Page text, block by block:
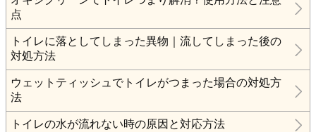
点
トイレに落としてしまった異物｜流してしまった後の
対処方法
ウェットティッシュでトイレがつまった場合の対処方
法
トイレの水が流れない時の原因と対応方法